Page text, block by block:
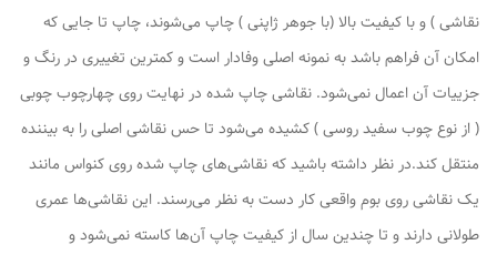
نقاشی ) و با کیفیت بالا (با جوهر ژاپنی ) چاپ می‌شوند، چاپ تا جایی که
امکان آن فراهم باشد به نمونه اصلی وفادار است و کمترین تغییری در رنگ و
جزییات آن اعمال نمی‌شود. نقاشی چاپ شده در نهایت روی چهارچوب چوبی
( از نوع چوب سفید روسی ) کشیده می‌شود تا حس نقاشی اصلی را به بیننده
منتقل کند.در نظر داشته باشید که نقاشی‌های چاپ شده روی کنواس مانند
یک نقاشی روی بوم واقعی کار دست به نظر می‌رسند. این نقاشی‌ها عمری
طولانی دارند و تا چندین سال از کیفیت چاپ آن‌ها کاسته نمی‌شود و